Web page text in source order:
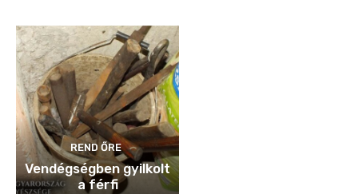
REND ŐRE
Vendégségben gyilkolt
a férfi